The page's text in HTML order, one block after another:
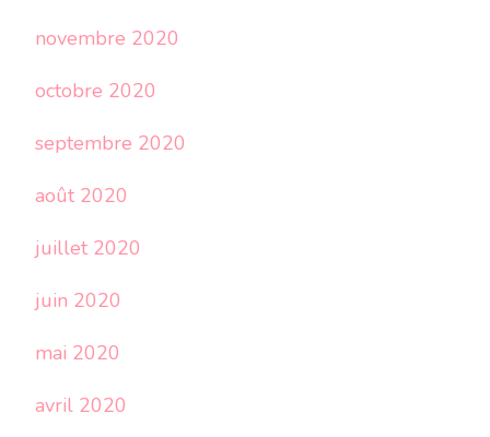
novembre 2020
octobre 2020
septembre 2020
août 2020
juillet 2020
juin 2020
mai 2020
avril 2020